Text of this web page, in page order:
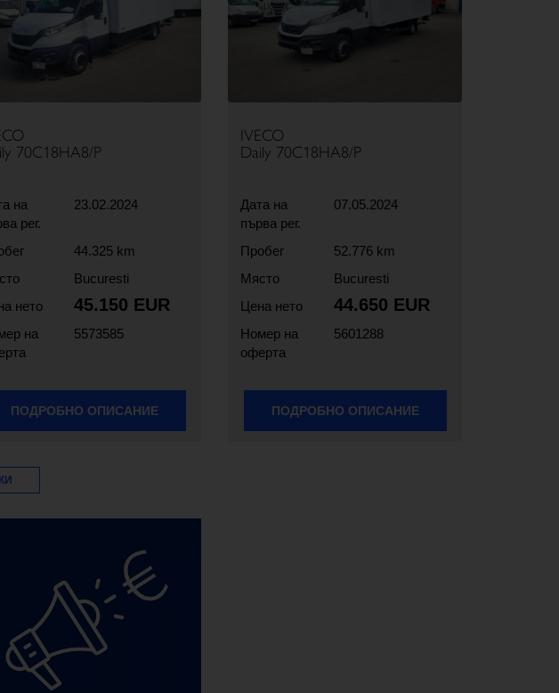
70C18HA8/P
на
рег.
23.02.2024
44.325 km
Bucuresti
нето
45.150 EUR
на
5573585
ПОДРОБНО ОПИСАНИЕ
IVECO
Daily 70C18HA8/P
Дата на
първа рег.
07.05.2024
Пробег
52.776 km
Място
Bucuresti
Цена нето
44.650 EUR
Номер на
оферта
5601288
ПОДРОБНО ОПИСАНИЕ